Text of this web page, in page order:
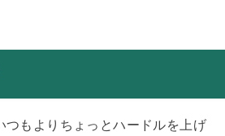
つもよりちょっとハードルを上げ